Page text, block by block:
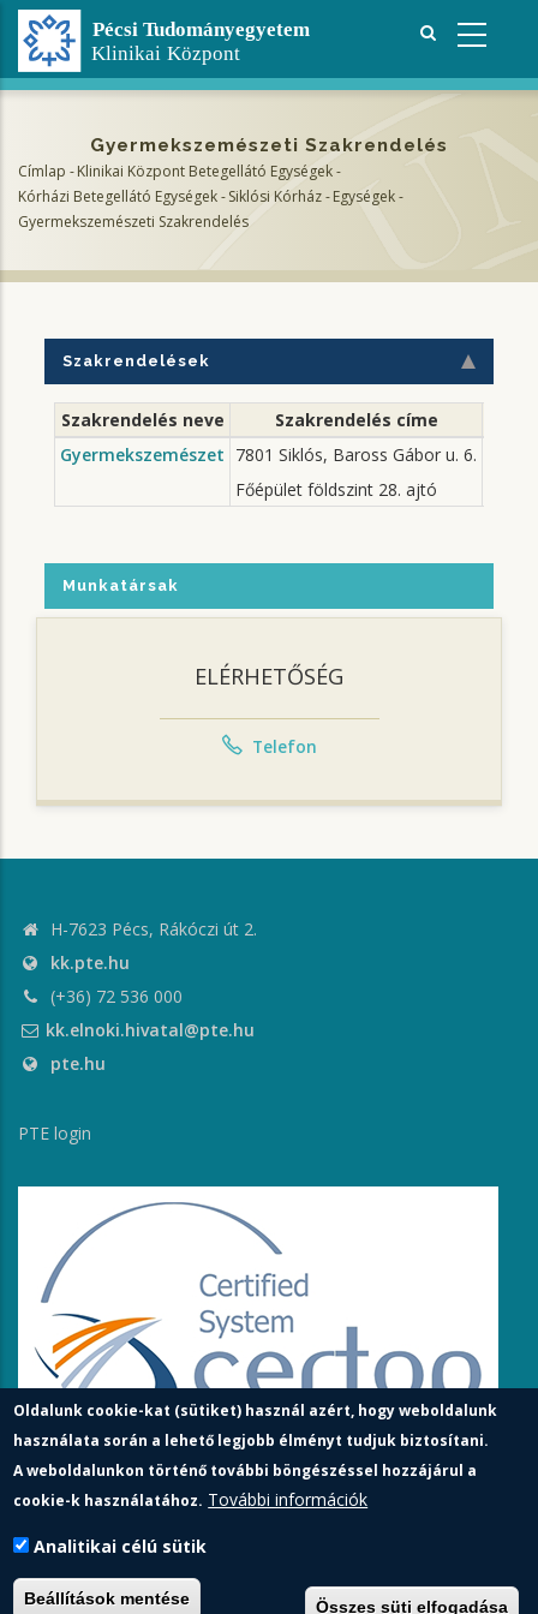
Ugrás
tartalomra
Gyermekszemészeti Szakrendelés
Morzsa
Címlap -Klinikai Központ Betegellátó Egységek-
Kórházi Betegellátó Egységek-Siklósi Kórház-Egységek-
Gyermekszemészeti Szakrendelés
Szakrendelések
Szakrendelés neve Szakrendelés címe
Gyermekszemészet 7801 Siklós, Baross Gábor u. 6.
Főépület földszint 28. ajtó
Munkatársak
ELÉRHETŐSÉG
Telefon
H-7623 Pécs, Rákóczi út 2.
kk.pte.hu
(+36) 72 536 000
kk.elnoki.hivatal@pte.hu
pte.hu
PTE login
Pécsi Tudományegyetem | Kancellária |Informatikai és
Oldalunk cookie-kat (sütiket) használ azért, hogy weboldalunk
használata során a lehető legjobb élményt tudjuk biztosítani.
A weboldalunkon történő további böngészéssel hozzájárul a
cookie-k használatához. További információk
Analitikai célú sütik
Beállítások mentése Összes süti elfogadása